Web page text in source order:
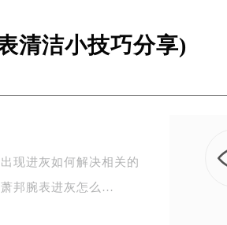
清洁小技巧分享)
现进灰如何解决相关的
邦腕表进灰怎么…